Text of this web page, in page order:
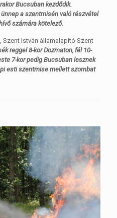
Bucsuban kezdődik.
a szentmisén való részvétel
számára kötelező.
, Szent István államalapító Szent
reggel 8-kor Dozmaton, fél 10-
7-kor pedig Bucsuban lesznek
esti szentmise mellett szombat